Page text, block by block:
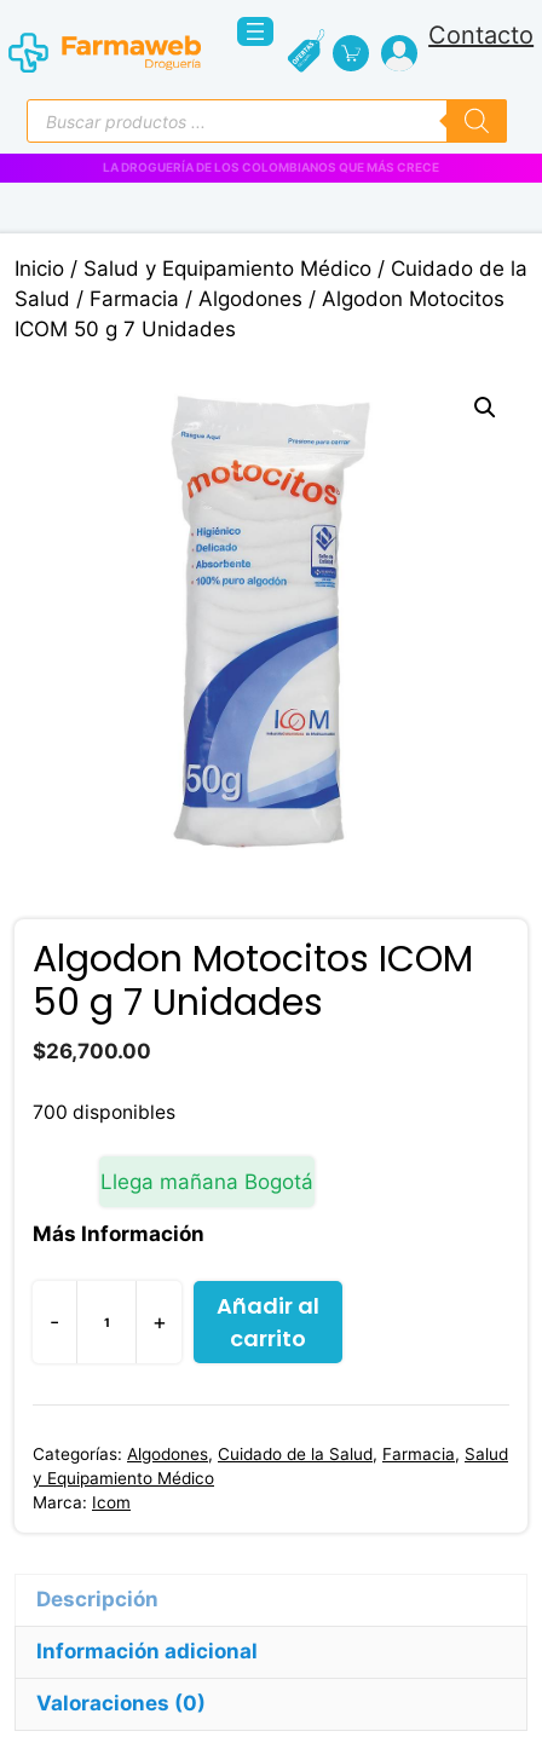
al
contenido
Contacto
Búsqueda
de
productos
LA DROGUERÍA DE LOS COLOMBIANOS QUE MÁS CRECE
Inicio / Salud y Equipamiento Médico / Cuidado de la
Salud / Farmacia / Algodones / Algodon Motocitos
ICOM 50 g 7 Unidades
Algodon Motocitos ICOM
50 g 7 Unidades
$26,700.00
700 disponibles
Llega mañana Bogotá
Más Información
-
Algodon
Motocitos
ICOM
g
+
Añadir al
carrito
Categorías: Algodones, Cuidado de la Salud, Farmacia, Salud
y Equipamiento Médico
Marca: Icom
Descripción
Información adicional
Valoraciones (0)